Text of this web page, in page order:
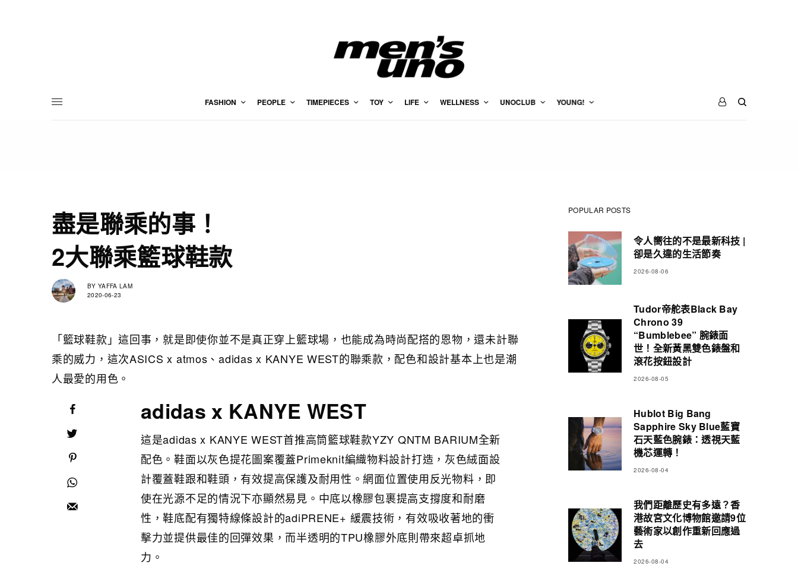
FASHION PEOPLE TIMEPIECES TOY LIFE WELLNESS UNOCLUB YOUNG!
盡是聯乘的事！
2大聯乘籃球鞋款
BY YAFFA LAM
2020-06-23
「籃球鞋款」這回事，就是即使你並不是真正穿上籃球場，也能成為時尚配搭的恩物，還未計聯
乘的威力，這次ASICS x atmos、adidas x KANYE WEST的聯乘款，配色和設計基本上也是潮
人最愛的用色。
adidas x KANYE WEST
這是adidas x KANYE WEST首推高筒籃球鞋款YZY QNTM BARIUM全新
配色。鞋面以灰色提花圖案覆蓋Primeknit編織物料設計打造，灰色絨面設
計覆蓋鞋跟和鞋頭，有效提高保護及耐用性。網面位置使用反光物料，即
使在光源不足的情況下亦顯然易見。中底以橡膠包裹提高支撐度和耐磨
性，鞋底配有獨特線條設計的adiPRENE+ 緩震技術，有效吸收著地的衝
擊力並提供最佳的回彈效果，而半透明的TPU橡膠外底則帶來超卓抓地
力。
POPULAR POSTS
令人嚮往的不是最新科技 |
卻是久違的生活節奏
2026-08-06
Tudor帝舵表Black Bay
Chrono 39
“Bumblebee” 腕錶面
世！全新黃黑雙色錶盤和
滾花按鈕設計
2026-08-05
Hublot Big Bang
Sapphire Sky Blue藍寶
石天藍色腕錶：透視天藍
機芯運轉！
2026-08-04
我們距離歷史有多遠？香
港故宮文化博物館邀請9位
藝術家以創作重新回應過
去
2026-08-04